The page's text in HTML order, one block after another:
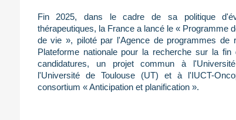
Fin 2025, dans le cadre de sa politique
thérapeutiques, la France a lancé le « Programme
de vie », piloté par l'Agence de programmes de
Plateforme nationale pour la recherche sur la
candidatures, un projet commun à
l'Université de Toulouse (UT) et à l'IUCT-
consortium « Anticipation et planification ».